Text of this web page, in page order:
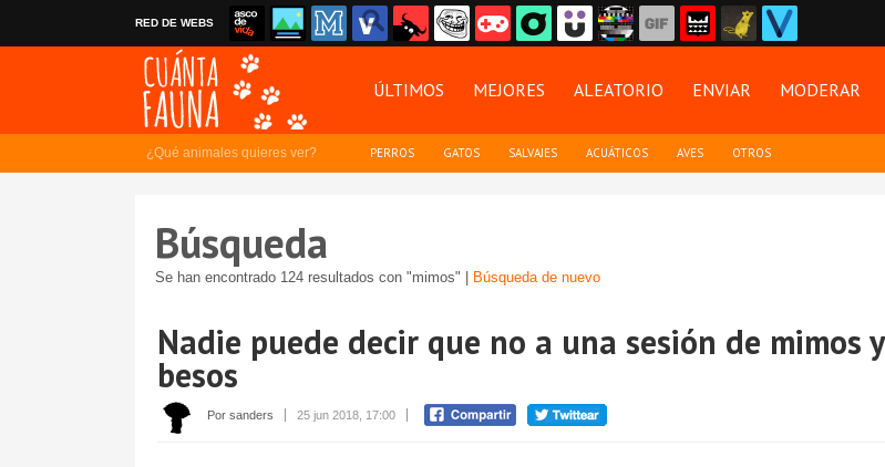
RED DE WEBS
ÚLTIMOS MEJORES ALEATORIO ENVIAR MODERAR
¿Qué animales quieres ver? PERROS GATOS SALVAJES ACUÁTICOS AVES OTROS
Búsqueda
Se han encontrado 124 resultados con "mimos" | Búsqueda de nuevo
Nadie puede decir que no a una sesión de mimos y
besos
Por sanders 25 jun 2018, 17:00